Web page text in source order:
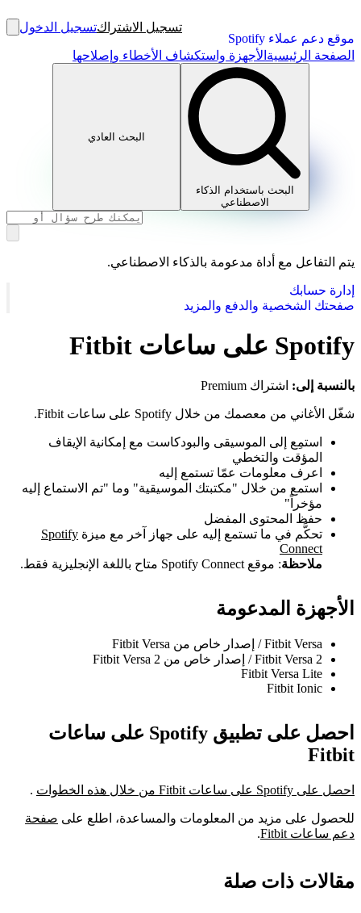
موقع دعم عملاء Spotify
تسجيل الاشتراكتسجيل الدخول
الصفحة الرئيسية الأجهزة واستكشاف الأخطاء وإصلاحها
البحث باستخدام الذكاء
الاصطناعي
البحث العادي
يتم التفاعل مع أداة مدعومة بالذكاء الاصطناعي.
إدارة حسابك
صفحتك الشخصية والدفع والمزيد
Spotify على ساعات Fitbit
بالنسبة إلى: اشتراك Premium
شغّل الأغاني من معصمك من خلال Spotify على ساعات Fitbit.
استمِع إلى الموسيقى والبودكاست مع إمكانية الإيقاف
المؤقت والتخطي
اعرف معلومات عمّا تستمع إليه
استمع من خلال "مكتبتك الموسيقية" وما "تم الاستماع إليه
مؤخراً"
حفظ المحتوى المفضل
تحكَّم في ما تستمع إليه على جهاز آخر مع ميزة Spotify
Connect
ملاحظة: موقع Spotify Connect متاح باللغة الإنجليزية فقط.
الأجهزة المدعومة
Fitbit Versa / إصدار خاص من Fitbit Versa
Fitbit Versa 2 / إصدار خاص من Fitbit Versa 2
Fitbit Versa Lite
Fitbit Ionic
احصل على تطبيق Spotify على ساعات
Fitbit
احصل على Spotify على ساعات Fitbit من خلال هذه الخطوات .
للحصول على مزيد من المعلومات والمساعدة، اطلع على صفحة
دعم ساعات Fitbit
.
مقالات ذات صلة